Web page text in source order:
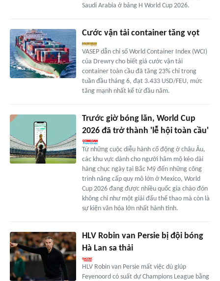
Saudi Arabia ở bảng H World Cup 2026.
Cước vận tải container tăng vọt
VASEP dẫn chỉ số World Container Index (WCI)
của Drewry cho biết giá cước vận tải
container toàn cầu đã tăng 23% chỉ trong
tuần đầu tháng 6, đạt 3.433 USD/FEU, mức
tăng mạnh nhất kể từ đầu năm.
Trước giờ bóng lăn, World Cup
2026 đã trở thành 'lễ hội toàn cầu'
Từ những cuộc diễu hành cổ động ở châu Âu,
các khu vực dành cho người hâm mộ kéo dài
hàng chục ngày tại Bắc Mỹ đến những công
trình nâng cấp quy mô lớn ở Mexico, World
Cup 2026 đang được nhiều quốc gia chào đón
không chỉ như một giải đấu thể thao mà còn là
sự kiện văn hóa lớn nhất hành tinh.
HLV Robin van Persie bị đội bóng
Hà Lan sa thải
HLV Robin van Persie mất việc dù giúp
Feyenoord có suất dự Champions League bằng